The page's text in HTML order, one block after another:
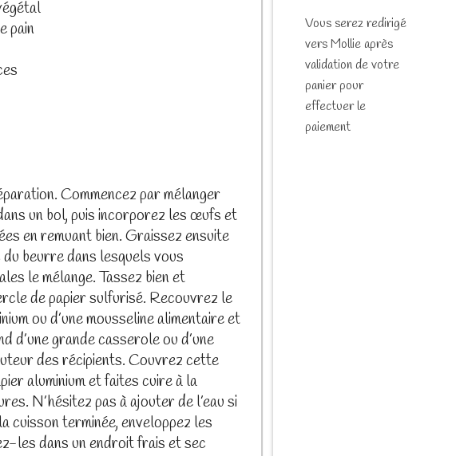
pain
Commencez par mélanger
un bol, puis incorporez les œufs et
en remuant bien. Graissez ensuite
beurre dans lesquels vous
le mélange. Tassez bien et
de papier sulfurisé. Recouvrez le
ou d’une mousseline alimentaire et
d’une grande casserole ou d’une
des récipients. Couvrez cette
aluminium et faites cuire à la
N’hésitez pas à ajouter de l’eau si
cuisson terminée, enveloppez les
les dans un endroit frais et sec
Vous serez redirigé
vers Mollie après
validation de votre
panier pour
effectuer le
paiement